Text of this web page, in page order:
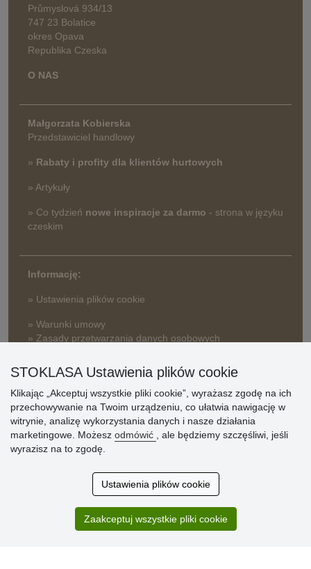
Průmyslová 934/13
747 23 Bolatice
okres Opava
Republika Czeska
O NAS
Małgorzata Kobierska
Przedstawiciel handlowy
» Rabaty i profity dla klientów hurtowych
» Artykuły
» Co tydzień nowe inspiracje za darmo - strona w języku
czeskim
Informację:
» Ustawienia plików cookie
» Warunki umowy
» Zasady przetwarzania danych osobowych
» Reklamacje
» Dlaczego należy się zarejestrować?
» Najczęściej zadawane pytania
Zakup przebiegł sprawnie. Jestem
zadowolona. Polecam.
STOKLASA Ustawienia plików cookie
Klikając „Akceptuj wszystkie pliki cookie”, wyrażasz zgodę na ich
przechowywanie na Twoim urządzeniu, co ułatwia nawigację w
witrynie, analizę wykorzystania danych i nasze działania
marketingowe. Możesz odmówić
, ale będziemy szczęśliwi, jeśli
wyrazisz na to zgodę.
Ustawienia plików cookie
Zaakceptuj wszystkie pliki cookie